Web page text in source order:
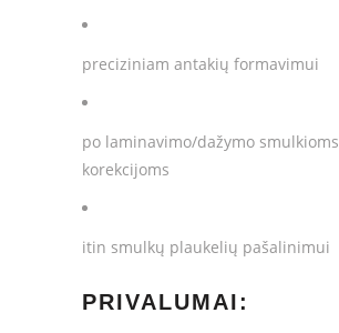
preciziniam antakių formavimui
po laminavimo/dažymo smulkioms
korekcijoms
itin smulkų plaukelių pašalinimui
PRIVALUMAI: